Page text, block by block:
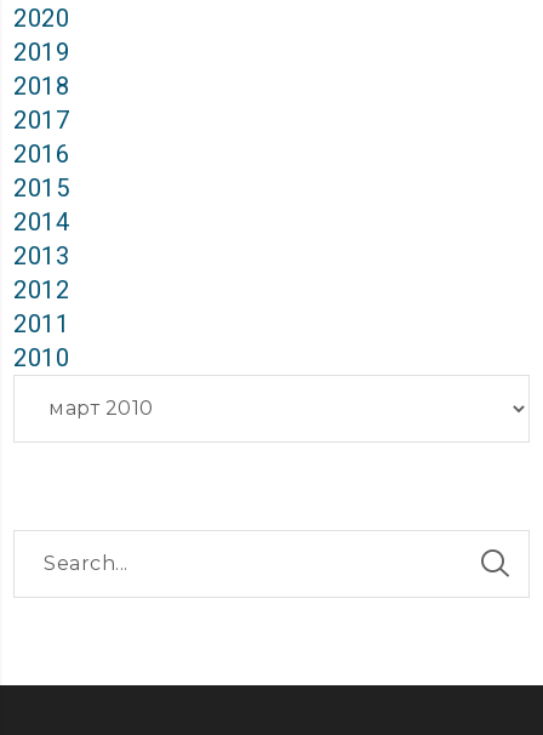
2020
2019
2018
2017
2016
2015
2014
2013
2012
2011
2010